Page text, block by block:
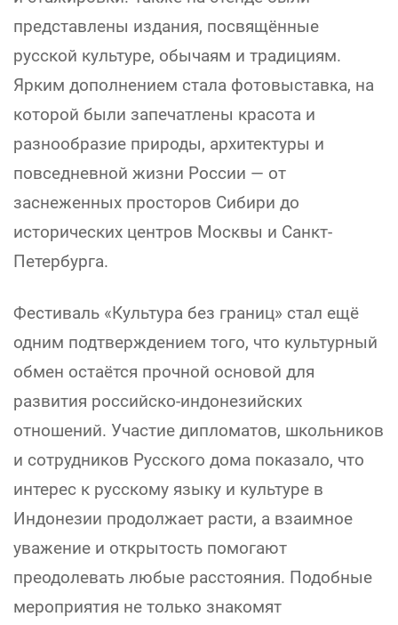
представлены издания, посвящённые
русской культуре, обычаям и традициям.
Ярким дополнением стала фотовыставка, на
которой были запечатлены красота и
разнообразие природы, архитектуры и
повседневной жизни России — от
заснеженных просторов Сибири до
исторических центров Москвы и Санкт-
Петербурга.
Фестиваль «Культура без границ» стал ещё
одним подтверждением того, что культурный
обмен остаётся прочной основой для
развития российско-индонезийских
отношений. Участие дипломатов, школьников
и сотрудников Русского дома показало, что
интерес к русскому языку и культуре в
Индонезии продолжает расти, а взаимное
уважение и открытость помогают
преодолевать любые расстояния. Подобные
мероприятия не только знакомят